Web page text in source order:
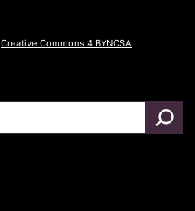
Creative Commons 4 BYNCSA